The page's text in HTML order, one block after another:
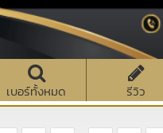
เบอร์ทั้งหมด รีวิว